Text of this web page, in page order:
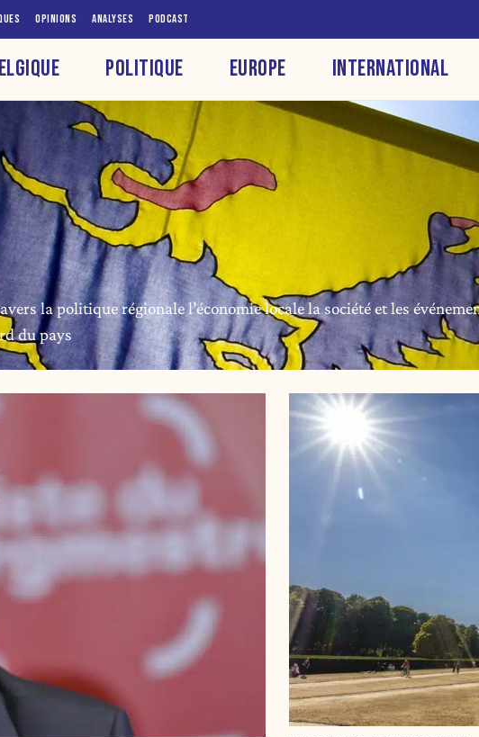
OPINIONS ANALYSES PODCAST
POLITIQUE EUROPE INTERNATIONAL
la politique régionale l’économie locale la société et les
du pays